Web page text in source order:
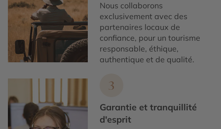
Nous collaborons
exclusivement avec des
partenaires locaux de
confiance, pour un tourisme
responsable, éthique,
authentique et de qualité.
3
Garantie et tranquillité
d'esprit